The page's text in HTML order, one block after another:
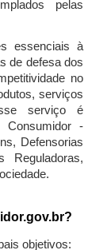
pelas
essenciais à
de defesa dos
no
serviços
serviço é
Consumidor -
Defensorias
Reguladoras,
objetivos: